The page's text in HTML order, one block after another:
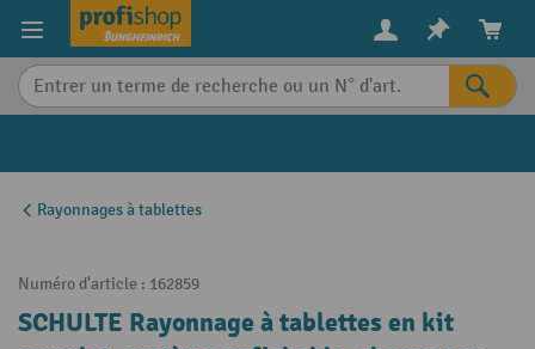
content
Rayonnages à tablettes
Numéro d'article : 162859
SCHULTE Rayonnage à tablettes en kit